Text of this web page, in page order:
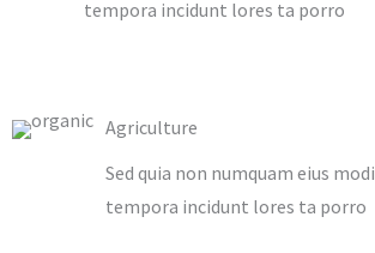
tempora incidunt lores ta porro
Agriculture​
Sed quia non numquam eius modi
tempora incidunt lores ta porro